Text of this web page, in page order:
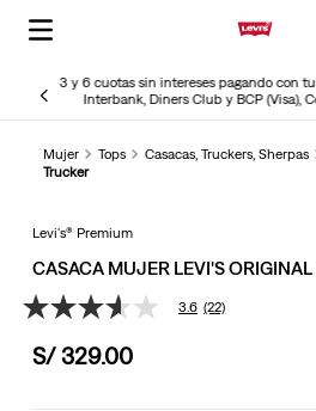
3 y 6 cuotas sin intereses pagando con
Interbank, Diners Club y BCP (Visa),
Mujer Tops Casacas, Truckers, Sherpas
Trucker
Levi's® Premium
CASACA MUJER LEVI'S
3.6
5
3.6 (22)
S/ 329.00